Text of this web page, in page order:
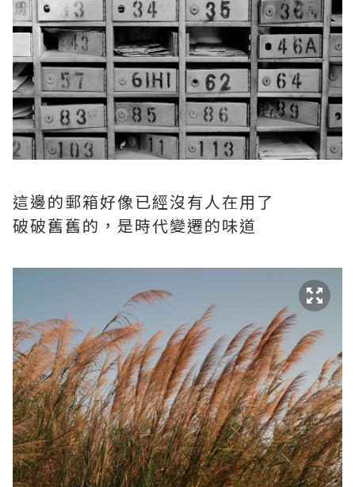
這邊的郵箱好像已經沒有人在用了
破破舊舊的，是時代變遷的味道